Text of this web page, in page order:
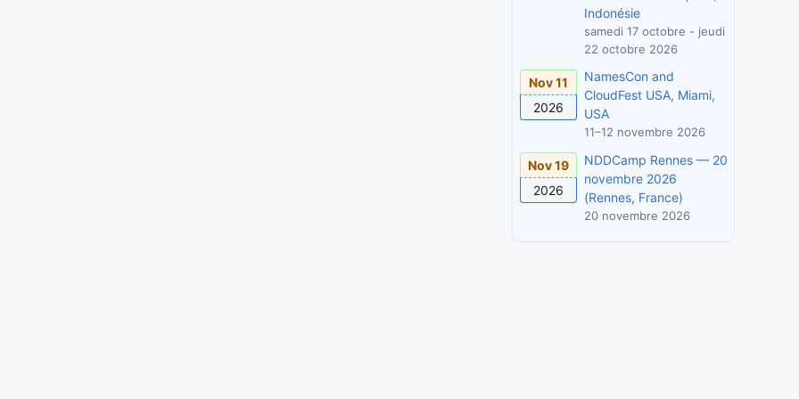
Indonésie
samedi 17 octobre - jeudi
22 octobre 2026
Nov 11
2026
NamesCon and
CloudFest USA, Miami,
USA
11–12 novembre 2026
Nov 19
2026
NDDCamp Rennes — 20
novembre 2026
(Rennes, France)
20 novembre 2026